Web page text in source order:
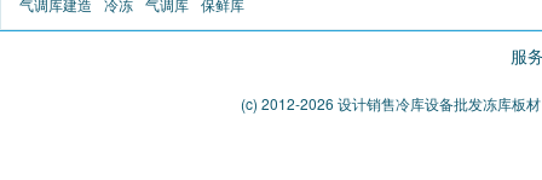
气调库建造 冷冻 气调库 保鲜库
服
(c) 2012-2026 设计销售冷库设备批发冻库板